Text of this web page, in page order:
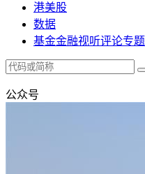
港美股
数据
基金金融视听评论专题
公众号